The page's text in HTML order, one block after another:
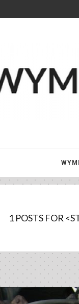
1 POSTS FOR